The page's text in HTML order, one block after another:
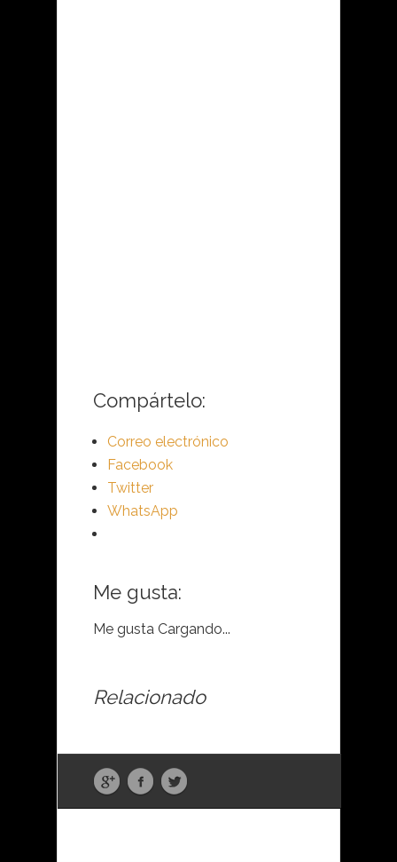
Compártelo:
Correo electrónico
Facebook
Twitter
WhatsApp
Me gusta:
Me gusta Cargando...
Relacionado